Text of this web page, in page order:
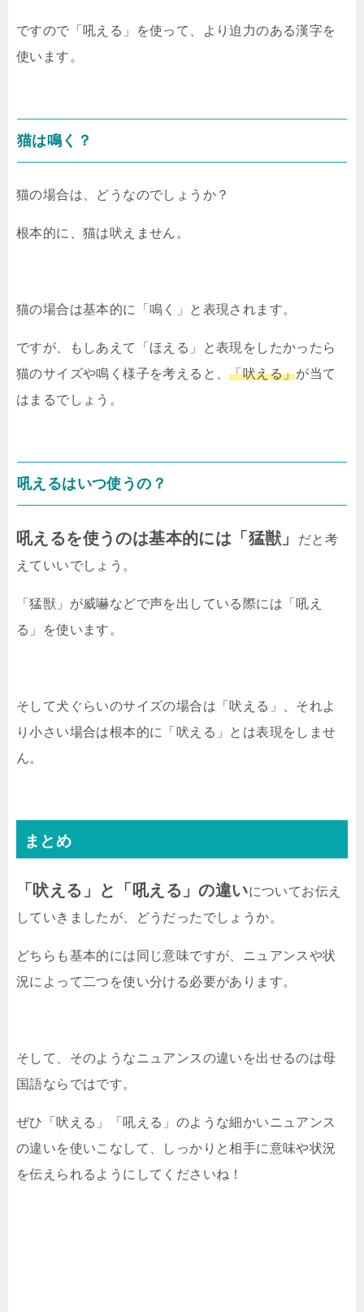
ですので「吼える」を使って、より迫力のある漢字を
使います。
猫は鳴く？
猫の場合は、どうなのでしょうか？
根本的に、猫は吠えません。
猫の場合は基本的に「鳴く」と表現されます。
ですが、もしあえて「ほえる」と表現をしたかったら
猫のサイズや鳴く様子を考えると、「吠える」が当て
はまるでしょう。
吼えるはいつ使うの？
吼えるを使うのは基本的には「猛獣」
だと考
えていいでしょう。
「猛獣」が威嚇などで声を出している際には「吼え
る」を使います。
そして犬ぐらいのサイズの場合は「吠える」、それよ
り小さい場合は根本的に「吠える」とは表現をしませ
ん。
まとめ
「吠える」と「吼える」の違いについてお伝え
していきましたが、どうだったでしょうか。
どちらも基本的には同じ意味ですが、ニュアンスや状
況によって二つを使い分ける必要があります。
そして、そのようなニュアンスの違いを出せるのは母
国語ならではです。
ぜひ「吠える」「吼える」のような細かいニュアンス
の違いを使いこなして、しっかりと相手に意味や状況
を伝えられるようにしてくださいね！